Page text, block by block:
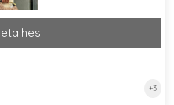
+3